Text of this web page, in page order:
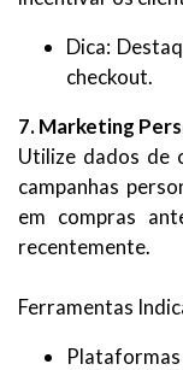
Dica:
checkout.
7. Marketing
Utilize dados de
campanhas
em compras
recentemente.
Ferramentas
Plataformas